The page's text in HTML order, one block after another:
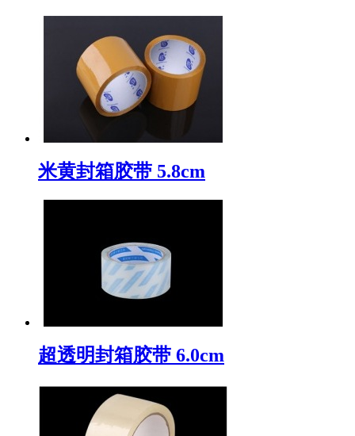
米黄封箱胶带 5.8cm
超透明封箱胶带 6.0cm